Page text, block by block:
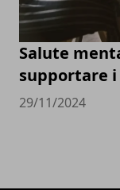
Salute
supportare
29/11/2024